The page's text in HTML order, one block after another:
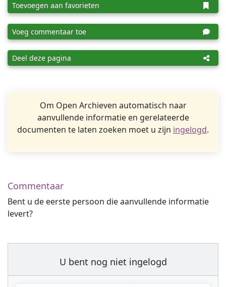
Toevoegen aan favorieten
Voeg commentaar toe
Deel deze pagina
Om Open Archieven automatisch naar
aanvullende informatie en gerelateerde
documenten te laten zoeken moet u zijn ingelogd.
Commentaar
Bent u de eerste persoon die aanvullende informatie
levert?
U bent nog niet ingelogd